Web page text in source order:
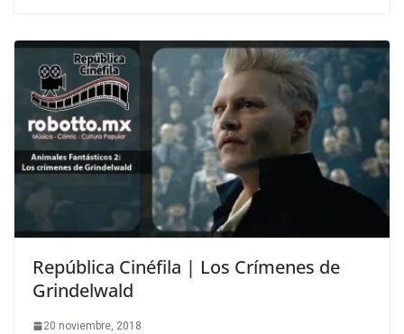
República Cinéfila | Los Crímenes de
Grindelwald
20 noviembre, 2018